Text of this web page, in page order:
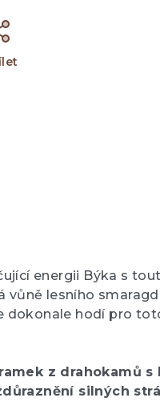
energii Býka s
vůně lesního
dokonale hodí pro
z drahokamů
silných